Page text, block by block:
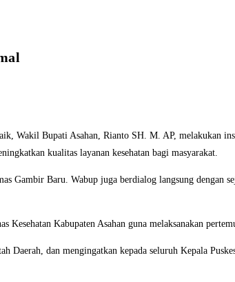
Wakil Bupati Asahan, Rianto SH. M. AP, melakukan
kualitas layanan kesehatan bagi masyarakat.
Gambir Baru. Wabup juga berdialog langsung dengan
Kabupaten Asahan guna melaksanakan
Daerah, dan mengingatkan kepada seluruh Kepala